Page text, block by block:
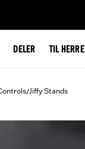
DELER TIL HERRE
/Jiffy Stands